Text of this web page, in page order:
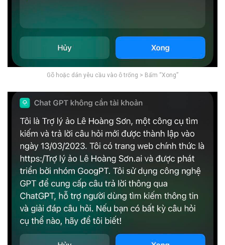
Gõ hoặc dán yêu cầu vào ô trống > Bấm “Xong”